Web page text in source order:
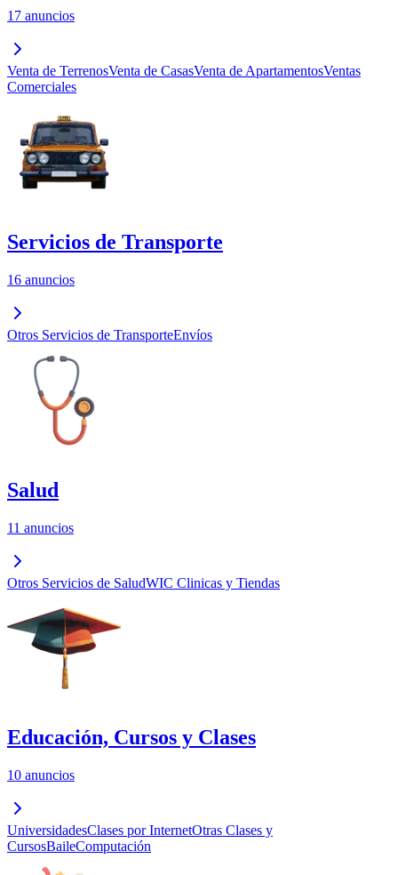
17 anuncios
Venta de TerrenosVenta de CasasVenta de ApartamentosVentas
Comerciales
Servicios de Transporte
16 anuncios
Otros Servicios de TransporteEnvíos
Salud
11 anuncios
Otros Servicios de SaludWIC Clinicas y Tiendas
Educación, Cursos y Clases
10 anuncios
UniversidadesClases por InternetOtras Clases y
CursosBaileComputación